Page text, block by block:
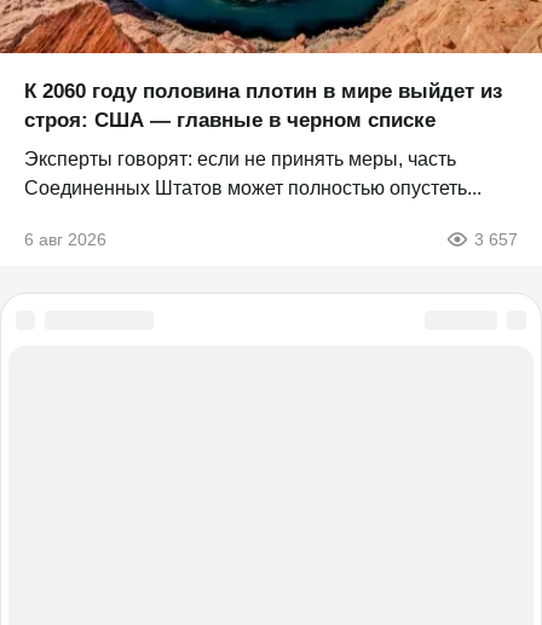
К 2060 году половина плотин в мире выйдет из
строя: США — главные в черном списке
Эксперты говорят: если не принять меры, часть
Соединенных Штатов может полностью опустеть...
6 авг 2026 3 657